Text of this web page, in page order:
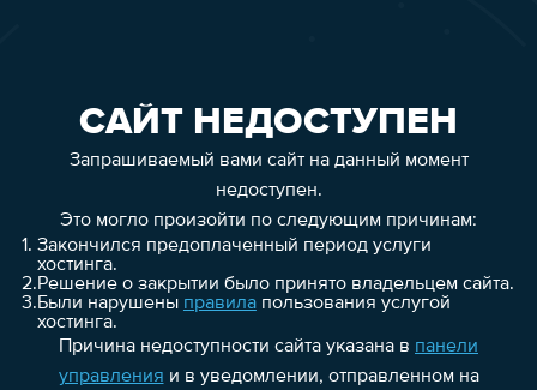
САЙТ НЕДОСТУПЕН
Запрашиваемый вами сайт на данный момент
недоступен.
Это могло произойти по следующим причинам:
1. Закончился предоплаченный период услуги
хостинга.
2.Решение о закрытии было принято владельцем сайта.
3.Были нарушены правилапользования услугой
хостинга.
Причина недоступности сайта указана в панели
управления и в уведомлении, отправленном на